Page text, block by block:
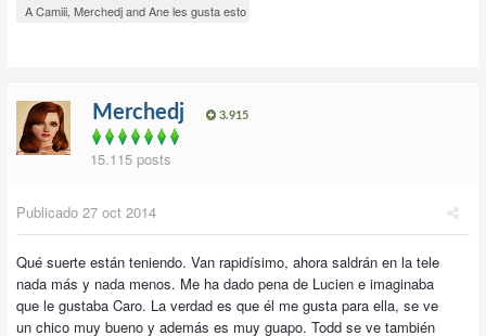
A Camiii, Merchedj and Ane les gusta esto
Merchedj 3.915
15.115 posts
Publicado 27 oct 2014
Qué suerte están teniendo. Van rapidísimo, ahora saldrán en la tele
nada más y nada menos. Me ha dado pena de Lucien e imaginaba
que le gustaba Caro. La verdad es que él me gusta para ella, se ve
un chico muy bueno y además es muy guapo. Todd se ve también